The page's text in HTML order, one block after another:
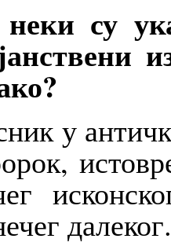
су
у
далеког.